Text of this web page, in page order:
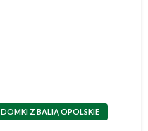
DOMKI Z BALIĄ OPOLSKIE